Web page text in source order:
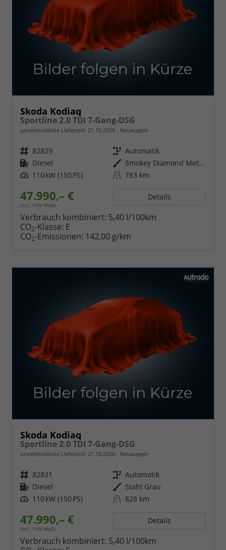
Skoda Kodiaq
Sportline 2.0 TDI 7-Gang-DSG
unverbindliche Lieferzeit: 21.10.2026 Neuwagen
Fahrzeugnr. 82829 Getriebe Automatik
Kraftstoff Diesel Außenfarbe
Smokey Diamond Metallic
Leistung 110 kW (150 PS) Kilometerstand 783 km
47.990,– €
incl. 19% MwSt.
Details
Verbrauch kombiniert: 5,40 l/100km
CO2-Klasse: E
CO2-Emissionen: 142,00 g/km
Skoda Kodiaq
Sportline 2.0 TDI 7-Gang-DSG
unverbindliche Lieferzeit: 21.10.2026 Neuwagen
Fahrzeugnr. 82831 Getriebe Automatik
Kraftstoff Diesel Außenfarbe Stahl Grau
Leistung 110 kW (150 PS) Kilometerstand 828 km
47.990,– €
incl. 19% MwSt.
Details
Verbrauch kombiniert: 5,40 l/100km